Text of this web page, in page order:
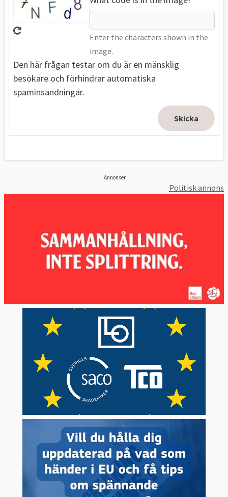
Enter the characters shown in the
image.
Den här frågan testar om du är en mänsklig
besökare och förhindrar automatiska
spaminsändningar.
Annonser
Politisk annons